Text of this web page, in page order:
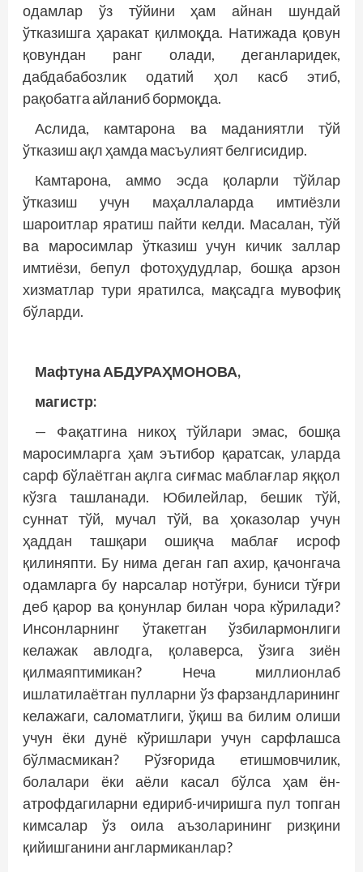
одамлар ўз тўйини ҳам айнан шундай
ўтказишга ҳаракат қилмоқда. Натижада қовун
қовундан ранг олади, деганларидек,
дабдабабозлик одатий ҳол касб этиб,
рақобатга айланиб бормоқда.
Аслида, камтарона ва маданиятли тўй
ўтказиш ақл ҳамда масъулият белгисидир.
Камтарона, аммо эсда қоларли тўйлар
ўтказиш учун маҳаллаларда имтиёзли
шароитлар яратиш пайти келди. Масалан, тўй
ва маросимлар ўтказиш учун кичик заллар
имтиёзи, бепул фотоҳудудлар, бошқа арзон
хизматлар тури яратилса, мақсадга мувофиқ
бўларди.
Мафтуна АБДУРАҲМОНОВА,
магистр:
— Фақатгина никоҳ тўйлари эмас, бошқа
маросимларга ҳам эътибор қаратсак, уларда
сарф бўлаётган ақлга сиғмас маблағлар яққол
кўзга ташланади. Юбилейлар, бешик тўй,
суннат тўй, мучал тўй, ва ҳоказолар учун
ҳаддан ташқари ошиқча маблағ исроф
қилиняпти. Бу нима деган гап ахир, қачонгача
одамларга бу нарсалар нотўғри, буниси тўғри
деб қарор ва қонунлар билан чора кўрилади?
Инсонларнинг ўтакетган ўзбилармонлиги
келажак авлодга, қолаверса, ўзига зиён
қилмаяптимикан? Неча миллионлаб
ишлатилаётган пулларни ўз фарзандларининг
келажаги, саломатлиги, ўқиш ва билим олиши
учун ёки дунё кўришлари учун сарфлашса
бўлмасмикан? Рўзғорида етишмовчилик,
болалари ёки аёли касал бўлса ҳам ён-
атрофдагиларни едириб-ичиришга пул топган
кимсалар ўз оила аъзоларининг ризқини
қийишганини англармиканлар?